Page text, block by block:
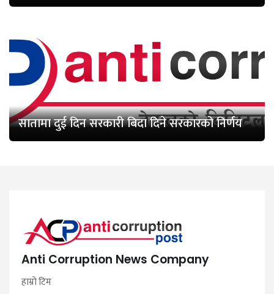
सातामा दुई दिन सरकारी बिदा दिने सरकारको निर्णय
Anti Corruption News Company
हाम्रो टिम